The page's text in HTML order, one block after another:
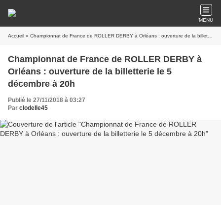
MENU
Accueil » Championnat de France de ROLLER DERBY à Orléans : ouverture de la billetterie le 5 décembre à 20h
Championnat de France de ROLLER DERBY à
Orléans : ouverture de la billetterie le 5
décembre à 20h
Publié le 27/11/2018 à 03:27
Par clodelle45